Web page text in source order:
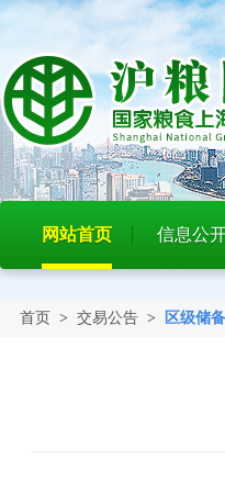
网站首页 信息公
首页 > 交易公告 > 区级储